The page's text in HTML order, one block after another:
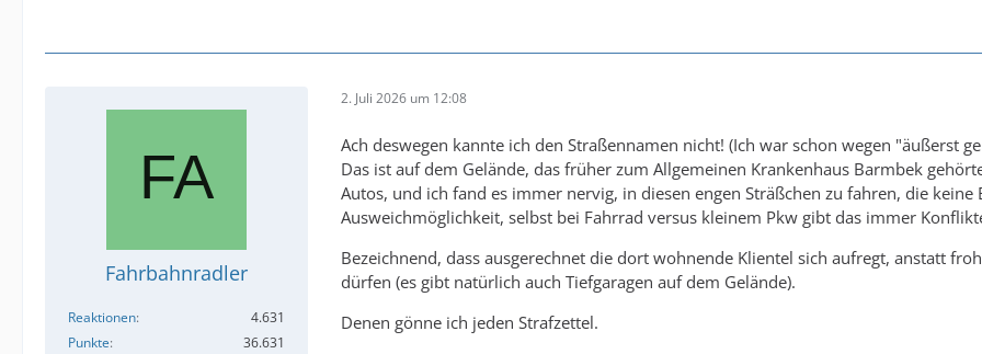
Fahrbahnradler
Reaktionen
4.631
Punkte
36.631
2. Juli 2026 um 12:08
Ach deswegen kannte ich den Straßennamen nicht! (Ich war schon wegen "äußerst
Das ist auf dem Gelände, das früher zum Allgemeinen Krankenhaus Barmbek
Autos, und ich fand es immer nervig, in diesen engen Sträßchen zu fahren, die
Ausweichmöglichkeit, selbst bei Fahrrad versus kleinem Pkw gibt das immer
Bezeichnend, dass ausgerechnet die dort wohnende Klientel sich aufregt, anstatt
dürfen (es gibt natürlich auch Tiefgaragen auf dem Gelände).
Denen gönne ich jeden Strafzettel.